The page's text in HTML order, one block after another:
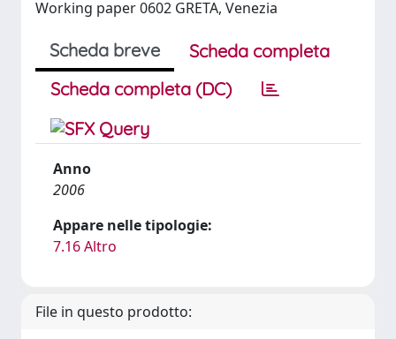
Working paper 0602 GRETA, Venezia
Scheda breve
Scheda completa
Scheda completa (DC)
Anno
2006
Appare nelle tipologie:
7.16 Altro
File in questo prodotto: